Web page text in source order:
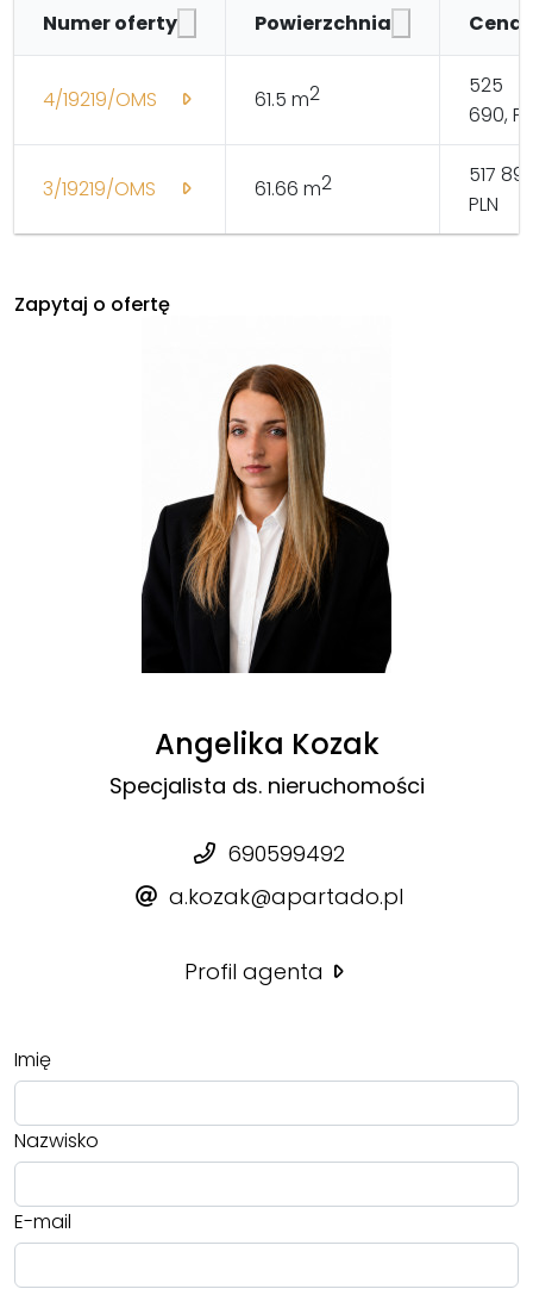
Numer oferty Powierzchnia Cena
4/19219/OMS 61.5 m2
525
690,
3/19219/OMS 61.66 m2
517
PLN
Zapytaj o ofertę
Angelika Kozak
Specjalista ds. nieruchomości
690599492
a.kozak@apartado.pl
Profil agenta
Imię
Nazwisko
E-mail